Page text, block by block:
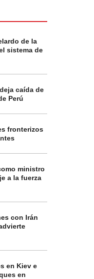
de la
sistema de
caída de
Perú
fronterizos
ministro
a la fuerza
con Irán
en Kiev e
en